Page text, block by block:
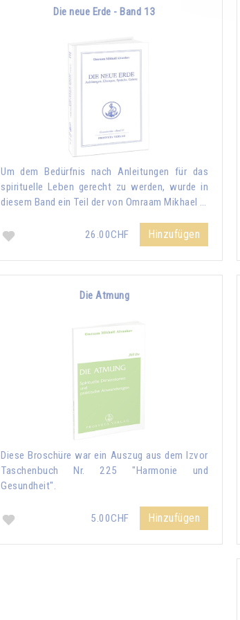
Die neue Erde - Band 13
Um dem Bedürfnis nach Anleitungen für das
spirituelle Leben gerecht zu werden, wurde in
diesem Band ein Teil der von Omraam Mikhael …
26.00CHF Hinzufügen
Die Atmung
Diese Broschüre war ein Auszug aus dem Izvor
Taschenbuch Nr. 225 "Harmonie und
Gesundheit".
5.00CHF Hinzufügen